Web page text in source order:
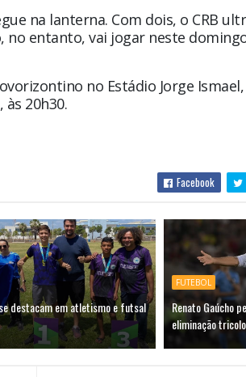
na lanterna. Com dois, o CRB
entanto, vai jogar neste
no Estádio Jorge Ismael,
20h30.
Facebook
destacam em atletismo e futsal
FUTEBOL
Renato Gaúcho
eliminação